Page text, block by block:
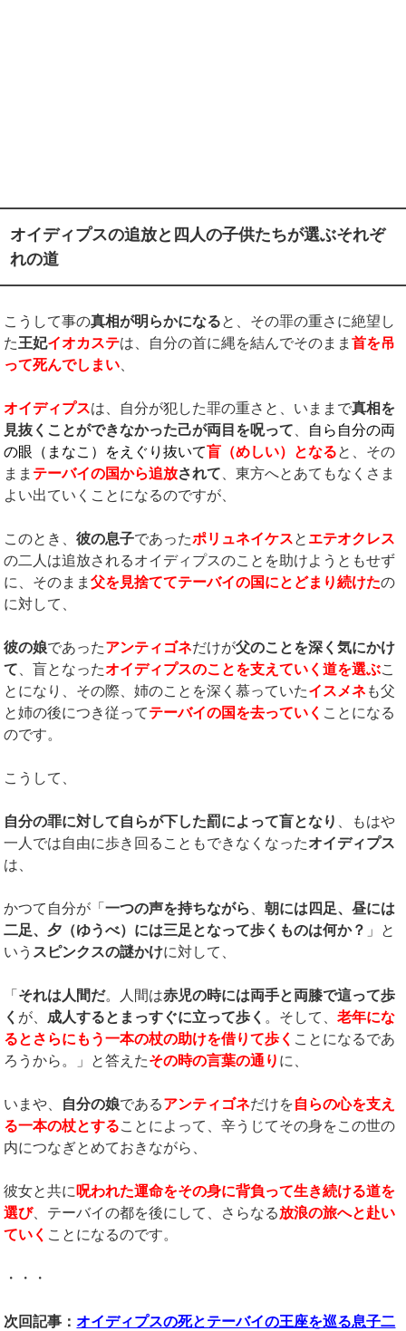
オイディプスの追放と四人の子供たちが選ぶそれぞ
れの道
こうして事の真相が明らかになると、その罪の重さに絶望し
た王妃イオカステは、自分の首に縄を結んでそのまま首を吊
って死んでしまい、
オイディプスは、自分が犯した罪の重さと、いままで真相を
見抜くことができなかった己が両目を呪って、 自ら自分の両
の眼（まなこ）をえぐり抜いて 盲（めしい）となると、その
まま テーバイの国から追放されて、東方へとあてもなくさま
よい出ていくことになるのですが、
このとき、彼の息子であったポリュネイケスと エテオクレス
の二人は追放されるオイディプスのことを助けようともせず
に、そのまま父を見捨ててテーバイの国にとどまり続けたの
に対して、
彼の娘であったアンティゴネだけが父のことを深く気にかけ
て、盲となったオイディプスのことを支えていく道を選ぶこ
とになり、その際、姉のことを深く慕っていたイスメネ も父
と姉の後につき従ってテーバイの国を去っていく ことになる
のです。
こうして、
自分の罪に対して自らが下した罰によって盲となり 、もはや
一人では自由に歩き回ることもできなくなったオイディプス
は、
かつて自分が「一つの声を持ちながら 、朝には四足、昼には
二足、夕（ゆうべ）には三足となって歩くものは何か？ 」と
いう スピンクスの謎かけに対して、
「 それは人間だ。人間は赤児の時には両手と両膝で這って歩
く が、 成人するとまっすぐに立って歩く 。そして、老年にな
るとさらにもう一本の杖の助けを借りて歩く ことになるであ
ろうから。」と答えたその時の言葉の通り に、
いまや、 自分の娘であるアンティゴネだけを自らの心を支え
る一本の杖とすることによって、辛うじてその身をこの世の
内につなぎとめておきながら、
彼女と共に呪われた運命をその身に背負って生き続ける道を
選び、テーバイの都を後にして、さらなる放浪の旅へと赴い
ていく ことになるのです。
・・・
次回記事：オイディプスの死とテーバイの王座を巡る息子二